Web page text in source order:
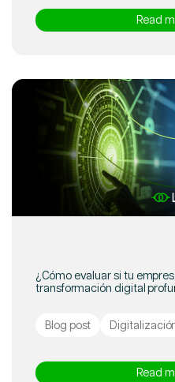
Read
¿Cómo evaluar si tu
transformación digital
Blog post
Read